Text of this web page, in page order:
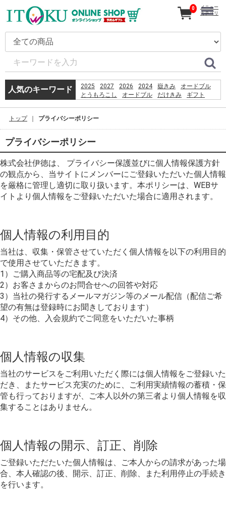
人気のキーワード 2025 2027 2026 2024 嶽きみ
オードブル
とうもろこし
オードブル だけきみ
ギフト
PSO2 %E8%8F%85%E6%B2%BC%E8%A3%95
0
メニュー
カテゴリ
トップ プライバシーポリシー
プライバシーポリシー
株式会社伊徳は、 プライバシー保護並びに個人情報保護方針
の観点から、当サイトにメンバーにご登録いただいた個人情報
を厳格に管理し適切に取り扱います。本ポリシーは、WEBサ
イトより個人情報をご登録いただいた場合に適用されます。
個人情報の利用目的
当社は、収集・保管させていただく個人情報を以下の利用目的
で使用させていただきます。
1）ご購入商品等の宅配及び決済
2）お客さまからのお問合せへの回答や対応
3）当社の発行するメールマガジン等のメール配信（配信ご希
望の有無は登録時にお聞きしております）
4）その他、入会規約でご同意をいただいた事柄
個人情報の収集
当社のサービスをご利用いただく際には個人情報をご登録いた
だき、またサービス充実のために、ご利用実績情報の蓄積・保
管も行っておりますが、ご本人以外の第三者より個人情報を収
集することはありません。
個人情報の開示、訂正、削除
ご登録いただたいた個人情報は、ご本人からの請求があった場
合、本人確認の後、開示、訂正、削除、また利用停止の手続き
を行います。